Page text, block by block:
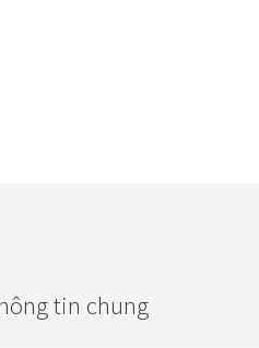
tin chung